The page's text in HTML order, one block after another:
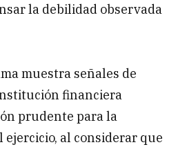
la debilidad observada
muestra señales de
financiera
prudente para la
ejercicio, al considerar que